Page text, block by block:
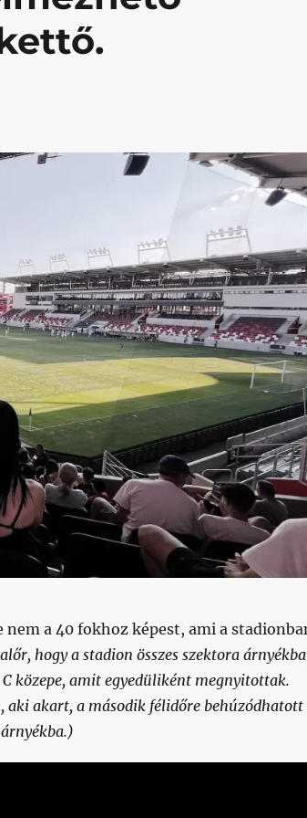
nem a 40 fokhoz képest, ami a
hogy a stadion összes szektora
közepe, amit egyedüliként megnyitottak.
aki akart, a második félidőre behúzódhatott